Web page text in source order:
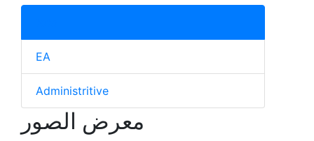
EA
Administritive
معرض الصور